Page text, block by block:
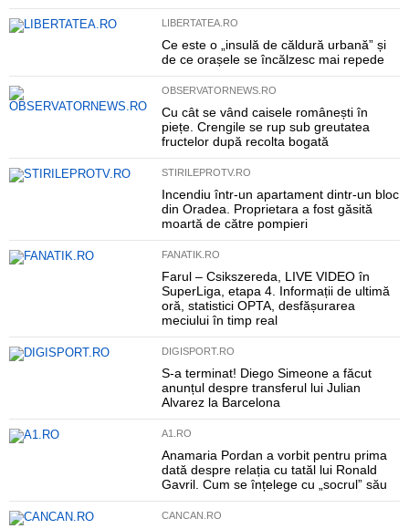
LIBERTATEA.RO
Ce este o „insulă de căldură urbană” și
de ce orașele se încălzesc mai repede
OBSERVATORNEWS.RO
Cu cât se vând caisele românești în
piețe. Crengile se rup sub greutatea
fructelor după recolta bogată
STIRILEPROTV.RO
Incendiu într-un apartament dintr-un bloc
din Oradea. Proprietara a fost găsită
moartă de către pompieri
FANATIK.RO
Farul – Csikszereda, LIVE VIDEO în
SuperLiga, etapa 4. Informații de ultimă
oră, statistici OPTA, desfășurarea
meciului în timp real
DIGISPORT.RO
S-a terminat! Diego Simeone a făcut
anunțul despre transferul lui Julian
Alvarez la Barcelona
A1.RO
Anamaria Pordan a vorbit pentru prima
dată despre relația cu tatăl lui Ronald
Gavril. Cum se înțelege cu „socrul” său
CANCAN.RO